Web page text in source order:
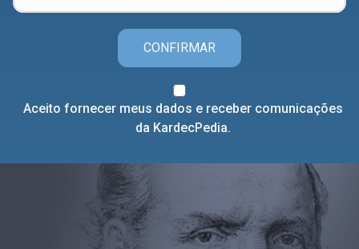
CONFIRMAR
Aceito fornecer meus dados e receber comunicações
da KardecPedia.